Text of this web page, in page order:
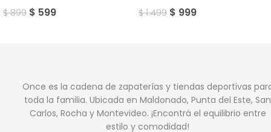
$899 $ 599 $1.499 $ 999
Once es la cadena de zapaterías y tiendas deportivas
toda la familia. Ubicada en Maldonado, Punta del Este, San
Carlos, Rocha y Montevideo. ¡Encontrá el equilibrio entre
estilo y comodidad!